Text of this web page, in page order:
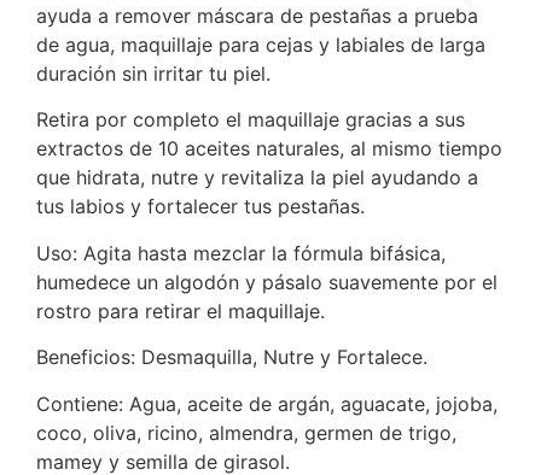
ayuda a remover máscara de pestañas a prueba
de agua, maquillaje para cejas y labiales de larga
duración sin irritar tu piel.
Retira por completo el maquillaje gracias a sus
extractos de 10 aceites naturales, al mismo tiempo
que hidrata, nutre y revitaliza la piel ayudando a
tus labios y fortalecer tus pestañas.
Uso: Agita hasta mezclar la fórmula bifásica,
humedece un algodón y pásalo suavemente por el
rostro para retirar el maquillaje.
Beneficios: Desmaquilla, Nutre y Fortalece.
Contiene: Agua, aceite de argán, aguacate, jojoba,
coco, oliva, ricino, almendra, germen de trigo,
mamey y semilla de girasol.